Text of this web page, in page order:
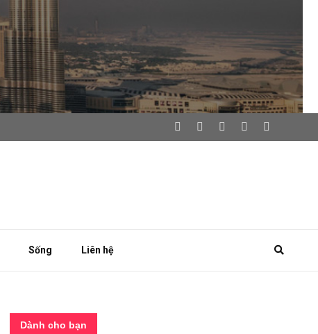
Sống Liên hệ
Dành cho bạn